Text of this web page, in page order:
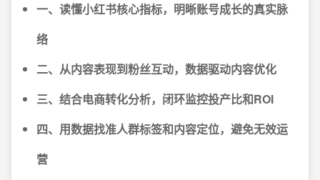
一、读懂小红书核心指标，明晰账号成长的真实脉
络
二、从内容表现到粉丝互动，数据驱动内容优化
三、结合电商转化分析，闭环监控投产比和ROI
四、用数据找准人群标签和内容定位，避免无效运
营